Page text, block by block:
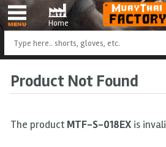
Home
Product Not Found
The product MTF-S-018EX is